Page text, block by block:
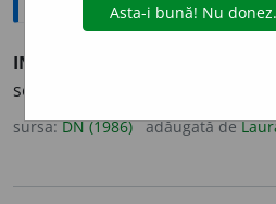
INCONSECV
schimbător. [<
sursa:DN (1986) adăugată de